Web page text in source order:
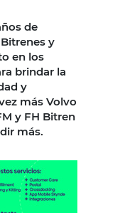
de
y
en los
brindar la
y
más Volvo
y FH Bitren
más.